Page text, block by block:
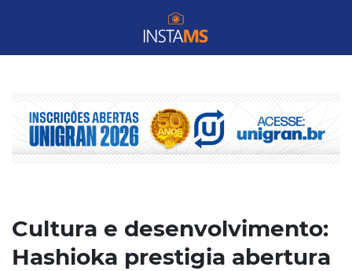
Cultura e desenvolvimento:
Hashioka prestigia abertura